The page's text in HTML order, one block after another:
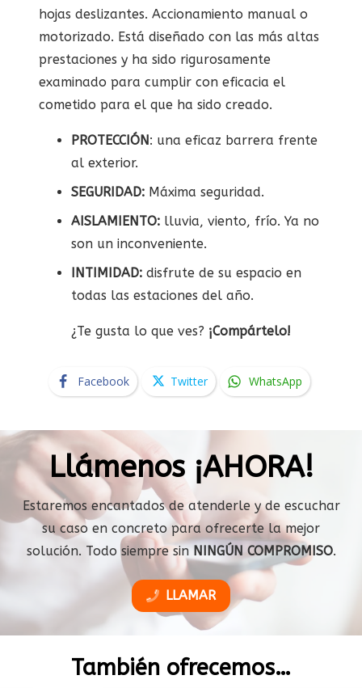
hojas deslizantes. Accionamiento manual o
motorizado. Está diseñado con las más altas
prestaciones y ha sido rigurosamente
examinado para cumplir con eficacia el
cometido para el que ha sido creado.
PROTECCIÓN: una eficaz barrera frente
al exterior.
SEGURIDAD: Máxima seguridad.
AISLAMIENTO: lluvia, viento, frío. Ya no
son un inconveniente.
INTIMIDAD: disfrute de su espacio en
todas las estaciones del año.
¿Te gusta lo que ves? ¡Compártelo!
Facebook Twitter WhatsApp
Llámenos ¡AHORA!
Estaremos encantados de atenderle y de escuchar
su caso en concreto para ofrecerte la mejor
solución. Todo siempre sin NINGÚN COMPROMISO.
LLAMAR
También ofrecemos…